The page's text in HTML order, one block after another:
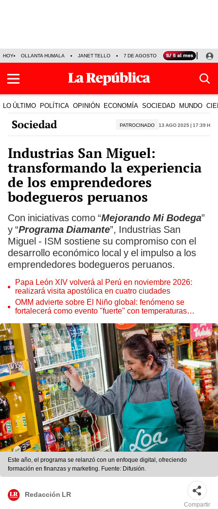
HOY OLLANTA HUMALA JANET TELLO 7 DE AGOSTO TINKA RESULTADOS
LO ÚLTIMO POLÍTICA OPINIÓN ECONOMÍA SOCIEDAD MUNDO
Sociedad PATROCINADO 13 Ago 2025 | 17:39 h
Industrias San Miguel:
transformando la experiencia
de los emprendedores
bodegueros peruanos
Con iniciativas como “Mejorando Mi Bodega”
y “Programa Diamante”, Industrias San
Miguel - ISM sostiene su compromiso con el
desarrollo económico local y el impulso a los
emprendedores bodegueros peruanos.
Papa León XIV volverá al Perú en noviembre 2026:
realizará visita apostólica en cuatro ciudades
OMM advierte sobre El Niño global: fenómeno se
fortalecerá como evento "fuerte" con temperaturas
Este año, el programa se relanzó con un enfoque digital, ofreciendo
formación en finanzas y marketing. Fuente: Difusión.
Redacción LR
Compartir